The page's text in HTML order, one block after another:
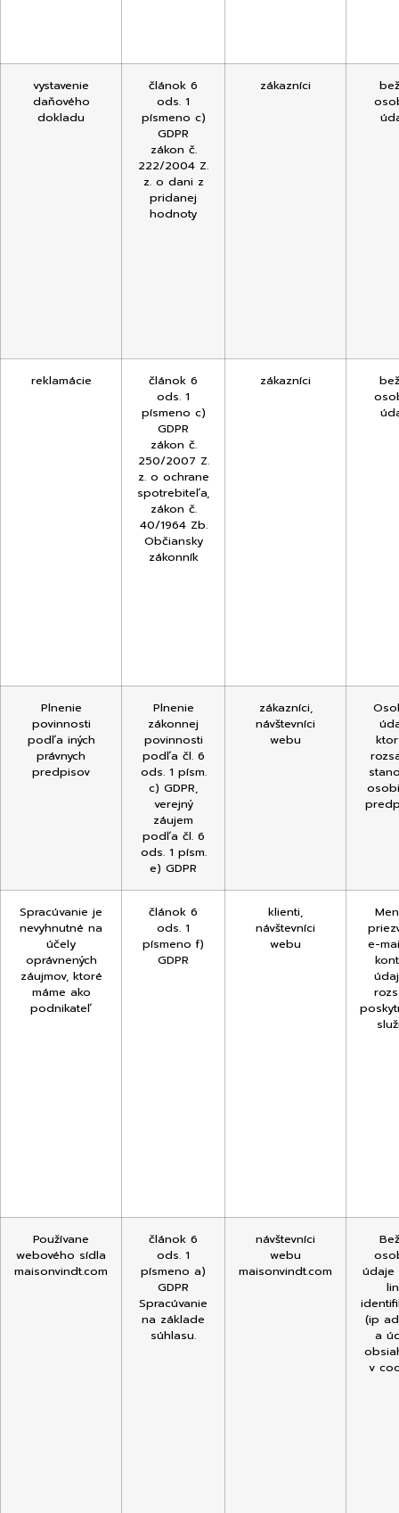
vystavenie
daňového
dokladu
článok 6
ods. 1
písmeno c)
GDPR
zákon č.
222/2004 Z.
z. o dani z
pridanej
hodnoty
zákazníci
reklamácie
článok 6
ods. 1
písmeno c)
GDPR
zákon č.
250/2007 Z.
z. o ochrane
spotrebiteľa,
zákon č.
40/1964 Zb.
Občiansky
zákonník
zákazníci
Plnenie
povinnosti
podľa iných
právnych
predpisov
Plnenie
zákonnej
povinnosti
podľa čl. 6
ods. 1 písm.
c) GDPR,
verejný
záujem
podľa čl. 6
ods. 1 písm.
e) GDPR
zákazníci,
návštevníci
webu
Spracúvanie je
nevyhnutné na
účely
oprávnených
záujmov, ktoré
máme ako
podnikateľ
článok 6
ods. 1
písmeno f)
GDPR
klienti,
návštevníci
webu
e-
Používane
webového sídla
maisonvindt.com
článok 6
ods. 1
písmeno a)
GDPR
Spracúvanie
na základe
súhlasu.
návštevníci
webu
maisonvindt.com
(ip
a
v